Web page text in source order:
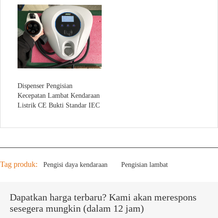
Dispenser Pengisian
Kecepatan Lambat Kendaraan
Listrik CE Bukti Standar IEC
Tag produk: Pengisi daya kendaraan Pengisian lambat
Dapatkan harga terbaru? Kami akan merespons
sesegera mungkin (dalam 12 jam)